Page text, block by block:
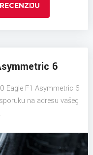
6
Eagle F1 Asymmetric 6
na adresu vašeg